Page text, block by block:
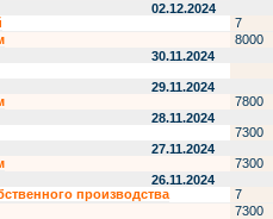
02.12.2024
7
8000
30.11.2024
29.11.2024
7800
28.11.2024
7300
27.11.2024
7300
26.11.2024
производства
7
7300